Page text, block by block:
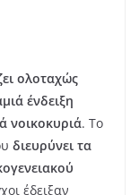
ολοταχώς
ένδειξη
νοικοκυριά. Το
διευρύνει τα
έδειξαν